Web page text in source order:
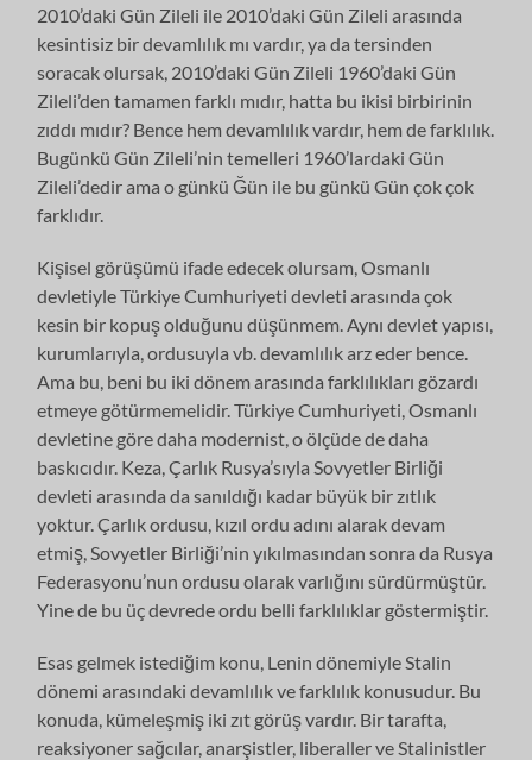
2010’daki Gün Zileli ile 2010’daki Gün Zileli arasında
kesintisiz bir devamlılık mı vardır, ya da tersinden
soracak olursak, 2010’daki Gün Zileli 1960’daki Gün
Zileli’den tamamen farklı mıdır, hatta bu ikisi birbirinin
zıddı mıdır? Bence hem devamlılık vardır, hem de farklılık.
Bugünkü Gün Zileli’nin temelleri 1960’lardaki Gün
Zileli’dedir ama o günkü Ğün ile bu günkü Gün çok çok
farklıdır.
Kişisel görüşümü ifade edecek olursam, Osmanlı
devletiyle Türkiye Cumhuriyeti devleti arasında çok
kesin bir kopuş olduğunu düşünmem. Aynı devlet yapısı,
kurumlarıyla, ordusuyla vb. devamlılık arz eder bence.
Ama bu, beni bu iki dönem arasında farklılıkları gözardı
etmeye götürmemelidir. Türkiye Cumhuriyeti, Osmanlı
devletine göre daha modernist, o ölçüde de daha
baskıcıdır. Keza, Çarlık Rusya’sıyla Sovyetler Birliği
devleti arasında da sanıldığı kadar büyük bir zıtlık
yoktur. Çarlık ordusu, kızıl ordu adını alarak devam
etmiş, Sovyetler Birliği’nin yıkılmasından sonra da Rusya
Federasyonu’nun ordusu olarak varlığını sürdürmüştür.
Yine de bu üç devrede ordu belli farklılıklar göstermiştir.
Esas gelmek istediğim konu, Lenin dönemiyle Stalin
dönemi arasındaki devamlılık ve farklılık konusudur. Bu
konuda, kümeleşmiş iki zıt görüş vardır. Bir tarafta,
reaksiyoner sağcılar, anarşistler, liberaller ve Stalinistler